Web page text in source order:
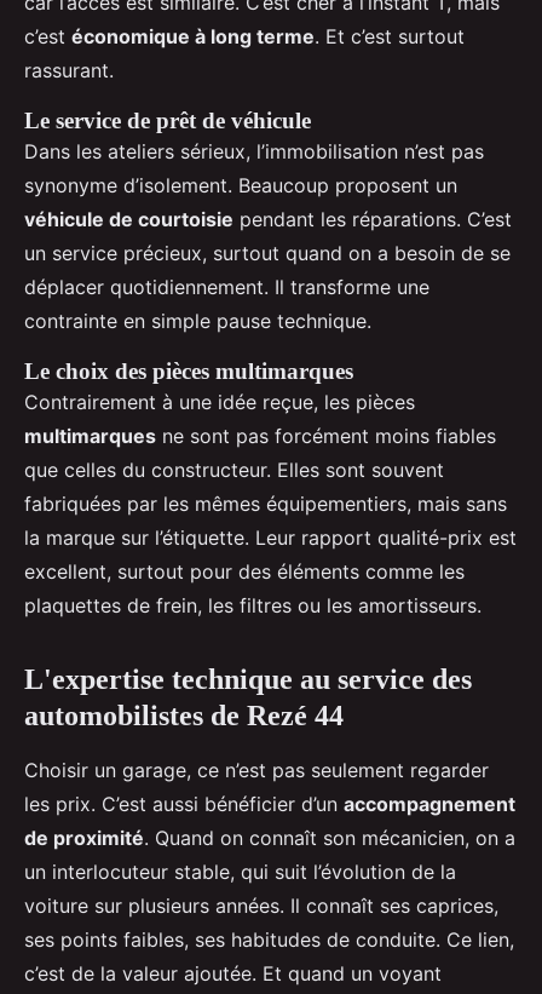
c’est économique à long terme. Et c’est surtout
rassurant.
Le service de prêt de véhicule
Dans les ateliers sérieux, l’immobilisation n’est pas
synonyme d’isolement. Beaucoup proposent un
véhicule de courtoisie pendant les réparations. C’est
un service précieux, surtout quand on a besoin de se
déplacer quotidiennement. Il transforme une
contrainte en simple pause technique.
Le choix des pièces multimarques
Contrairement à une idée reçue, les pièces
multimarques ne sont pas forcément moins fiables
que celles du constructeur. Elles sont souvent
fabriquées par les mêmes équipementiers, mais sans
la marque sur l’étiquette. Leur rapport qualité-prix est
excellent, surtout pour des éléments comme les
plaquettes de frein, les filtres ou les amortisseurs.
L'expertise technique au service des
automobilistes de Rezé 44
Choisir un garage, ce n’est pas seulement regarder
les prix. C’est aussi bénéficier d’un accompagnement
de proximité. Quand on connaît son mécanicien, on a
un interlocuteur stable, qui suit l’évolution de la
voiture sur plusieurs années. Il connaît ses caprices,
ses points faibles, ses habitudes de conduite. Ce lien,
c’est de la valeur ajoutée. Et quand un voyant